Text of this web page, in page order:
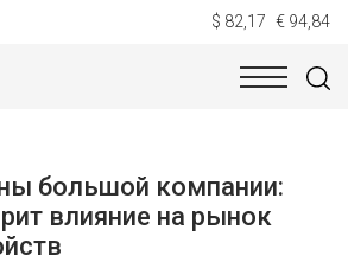
$ 82,17 € 94,84
большой компании:
влияние на рынок